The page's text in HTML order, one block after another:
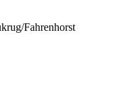
Fahrenhorst